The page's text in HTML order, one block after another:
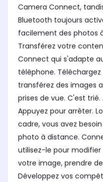
Camera Connect,
Bluetooth toujours
facilement des photos
Transférez votre
Connect qui s'adapte
téléphone.
transférez des images
prises de vue. C'est
Appuyez pour arrêter.
cadre, vous avez
photo à distance.
utilisez-le pour
votre image, prendre
Développez vos